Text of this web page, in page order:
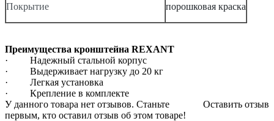
Покрытие порошковая краска
Преимущества кронштейна REXANT
· Надежный стальной корпус
· Выдерживает нагрузку до 20 кг
· Легкая установка
· Крепление в комплекте
Оставить отзыв
У данного товара нет отзывов. Станьте
первым, кто оставил отзыв об этом товаре!